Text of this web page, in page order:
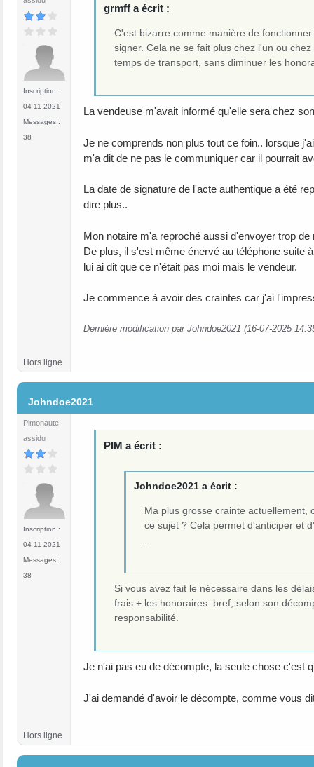
Inscription :
04-11-2021
Messages :
38
grmff a écrit :
C'est bizarre comme manière de
signer. Cela ne se fait plus chez l'un ou
temps de transport, sans diminuer les
La vendeuse m'avait informé qu'elle sera chez
Je ne comprends non plus tout ce foin.. lorsque
m'a dit de ne pas le communiquer car il pourrait
La date de signature de l'acte authentique a été
dire plus..
Mon notaire m'a reproché aussi d'envoyer trop
De plus, il s'est même énervé au téléphone suite
lui ai dit que ce n'était pas moi mais le vendeur.
Je commence à avoir des craintes car j'ai
Dernière modification par Johndoe2021 (16-07-2025
Hors ligne
Johndoe2021
Pimonaute
assidu
Inscription :
04-11-2021
Messages :
38
PIM a écrit :
Johndoe2021 a écrit :
Ma plus grosse crainte actuellement,
ce sujet ? Cela permet d'anticiper et
.
Si vous avez fait le nécessaire dans les
frais + les honoraires: bref, selon son
responsabilité.
Je n'ai pas eu de décompte, la seule chose c'est
J'ai demandé d'avoir le décompte, comme vous
Hors ligne